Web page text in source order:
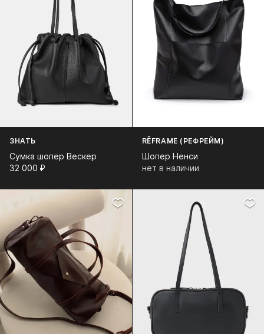
ЗНАТЬ
Сумка шопер Вескер
32 000⁠ ⁠₽
RĒFRAME (РЕФРЕЙМ)
Шопер Ненси
нет в наличии